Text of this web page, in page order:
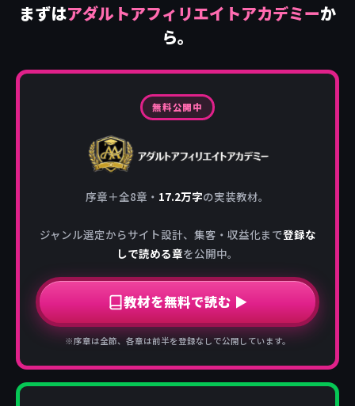
まずはアダルトアフィリエイトアカデミーか
ら。
無料公開中
序章＋全8章・ 17.2万字の実装教材。
ジャンル選定からサイト設計、集客・収益化まで登録な
しで読める章を公開中。
教材を無料で読む ▶
※序章は全節、各章は前半を登録なしで公開しています。